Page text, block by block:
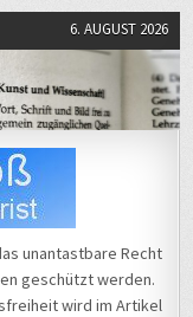
6. AUGUST 2026
unantastbare Recht
geschützt werden.
wird im Artikel